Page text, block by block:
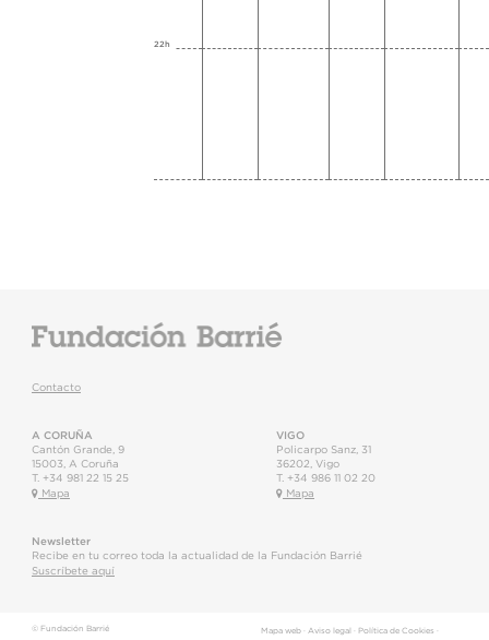
22h
Contacto
A CORUÑA
Cantón Grande, 9
15003
A Coruña
T. +34 981 22 15 25
Mapa
VIGO
Policarpo Sanz, 31
36202 Vigo
T. +34 986 11 02 20
Mapa
Newsletter
Recibe en tu correo toda la actualidad de la Fundación Barrié
Suscríbete aquí
© Fundación Barrié Mapa web· Aviso legal · Política de Cookies ·